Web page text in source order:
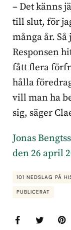
– Det känns
till slut, för
många år.
Responsen
fått flera
hålla
vill man ha
sig, säger
Jonas
den 26 april
101 NEDSLAG PÅ
PUBLICERAT